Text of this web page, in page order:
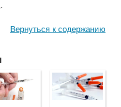
Вернуться к содержанию